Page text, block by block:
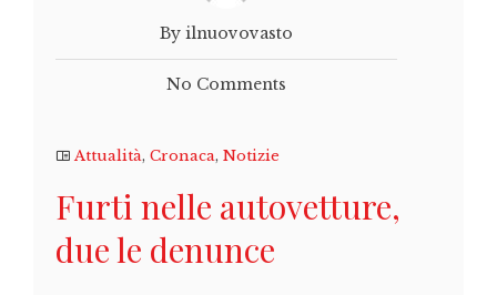
By ilnuovovasto
No Comments
Attualità, Cronaca, Notizie
Furti nelle autovetture,
due le denunce